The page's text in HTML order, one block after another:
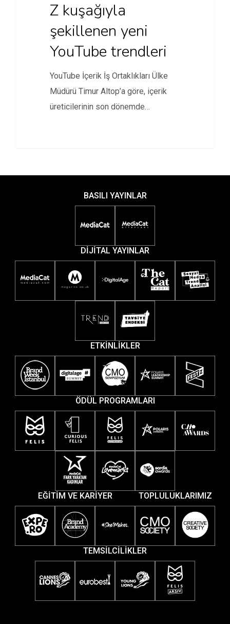
Z kuşağıyla
şekillenen yeni
YouTube trendleri
YouTube İçerik İş Ortaklıkları Ülke
Müdürü Timur Altop’a göre, içerik
üreticilerinin son dönemde
BASILI YAYINLAR
DİJİTAL YAYINLAR
ETKİNLİKLER
ÖDÜL PROGRAMLARI
EĞİTİM VE KARİYER TOPLULUKLARIMIZ
TEMSİLCİLİKLER